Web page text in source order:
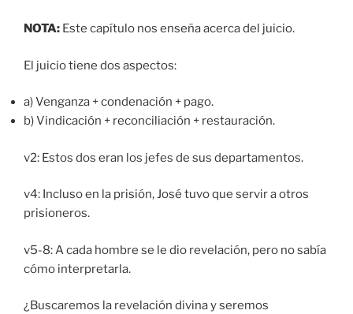
NOTA: Este capítulo nos enseña acerca del juicio.
El juicio tiene dos aspectos:
a) Venganza + condenación + pago.
b) Vindicación + reconciliación + restauración.
v2: Estos dos eran los jefes de sus departamentos.
v4: Incluso en la prisión, José tuvo que servir a otros
prisioneros.
v5-8: A cada hombre se le dio revelación, pero no sabía
cómo interpretarla.
¿Buscaremos la revelación divina y seremos